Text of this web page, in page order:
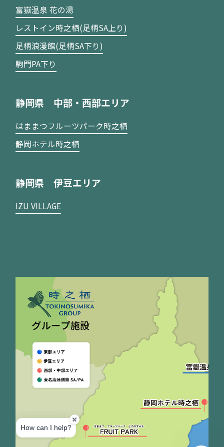
富嶽温泉 花の湯
レストイン時之栖(足柄SA上り)
足柄浪漫館(足柄SA下り)
駒門PA下り
静岡県 中部・西部エリア
はままつフルーツパーク時之栖
静岡ホテル時之栖
静岡県 伊豆エリア
IZU VILLAGE